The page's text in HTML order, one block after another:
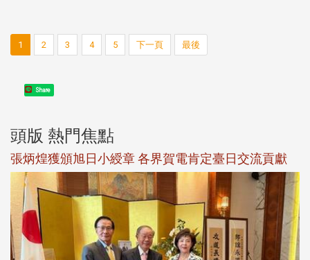
1 2 3 4 5 下一頁 最後
Share
頭版 熱門焦點
張炳煌獲頒旭日小綬章 各界賀電肯定臺日交流貢獻